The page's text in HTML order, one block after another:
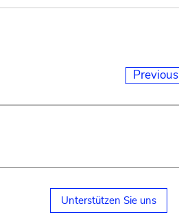
Unterstützen Sie uns